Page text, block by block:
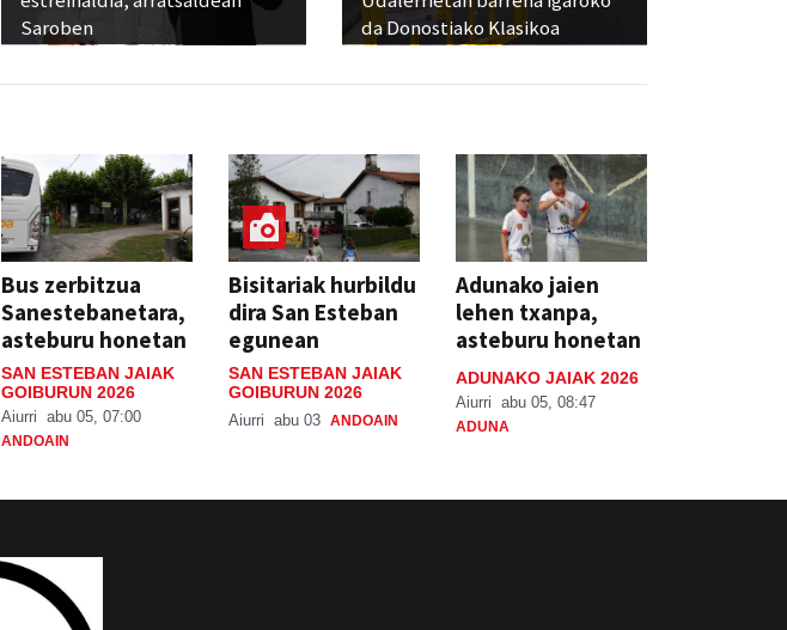
Saroben
da Donostiako Klasikoa
Bus zerbitzua
Sanestebanetara,
asteburu honetan
SAN ESTEBAN JAIAK
GOIBURUN 2026
Aiurri abu 05, 07:00
ANDOAIN
Bisitariak hurbildu
dira San Esteban
egunean
SAN ESTEBAN JAIAK
GOIBURUN 2026
Aiurri abu 03 ANDOAIN
Adunako jaien
lehen txanpa,
asteburu honetan
ADUNAKO JAIAK 2026
Aiurri abu 05, 08:47
ADUNA